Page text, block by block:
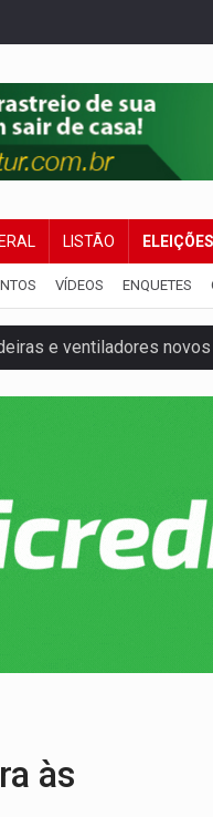
LISTÃO
VÍDEOS ENQUETES
e ventiladores novos
em Espigão do Oeste
com erro 451
364
de Pimenta Bueno
às